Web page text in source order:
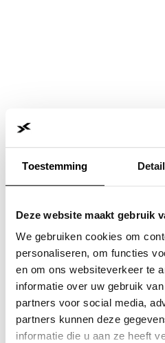
Toestemming
Deze website maakt gebruik
We gebruiken cookies om
personaliseren, om functies
en om ons websiteverkeer te
informatie over uw gebruik
partners voor social media,
partners kunnen deze
informatie die u aan ze heeft
Application error: a client-side
loadingwww.jvk.nl(see the